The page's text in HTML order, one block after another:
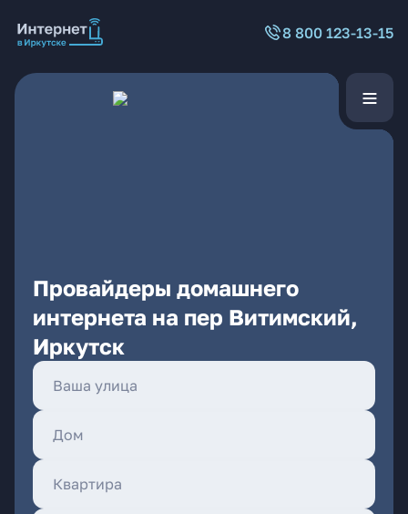
8 800 123-13-15
Провайдеры домашнего
интернета на пер Витимский,
Иркутск